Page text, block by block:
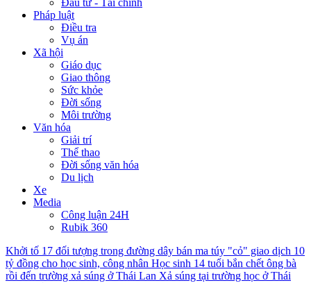
Đầu tư - Tài chính
Pháp luật
Điều tra
Vụ án
Xã hội
Giáo dục
Giao thông
Sức khỏe
Đời sống
Môi trường
Văn hóa
Giải trí
Thể thao
Đời sống văn hóa
Du lịch
Xe
Media
Công luận 24H
Rubik 360
Khởi tố 17 đối tượng trong đường dây bán ma túy "cỏ" giao dịch 10
tỷ đồng cho học sinh, công nhân Học sinh 14 tuổi bắn chết ông bà
rồi đến trường xả súng ở Thái Lan Xả súng tại trường học ở Thái